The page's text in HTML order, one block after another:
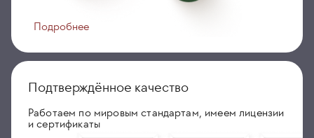
Подробнее
Подтверждённое качество
Работаем по мировым стандартам, имеем лицензии
и сертификаты